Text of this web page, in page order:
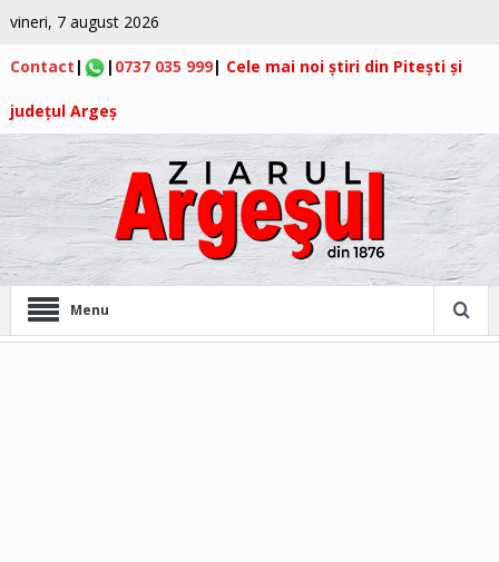
vineri, 7 august 2026
Contact | | 0737 035 999| Cele mai noi știri din Pitești și
județul Argeș
Menu